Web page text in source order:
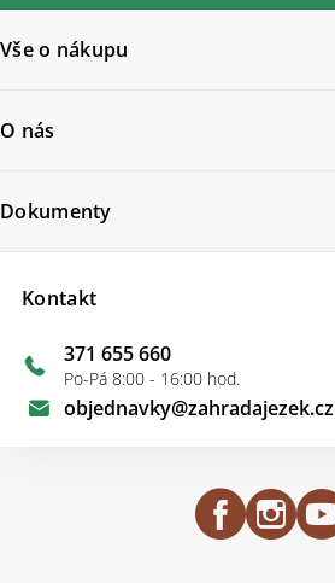
Vše o nákupu
O nás
Kontakt
objednavky@zahradajezek.cz
371 655 660
Po-Pá 8:00 - 16:00 hod.
Dokumenty